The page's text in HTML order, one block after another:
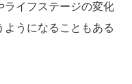
ライフステージの変化
うになることもある